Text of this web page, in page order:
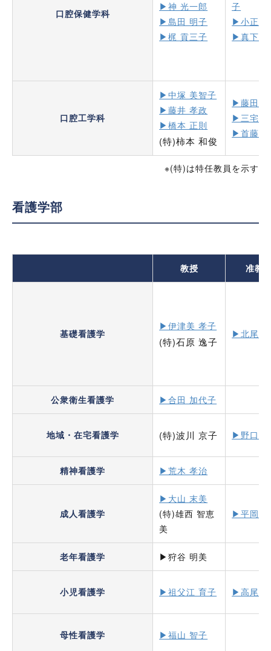
口腔保健学科
▶神 光一郎
▶︎島田 明子
▶梶 貢三子
子
▶小正
▶真下
口腔工学科
▶中塚 美智子
▶藤井 孝政
▶橋本 正則
(特)柿本 和俊
▶藤田 暁
▶三宅
▶首藤
※(特)は特任教員を示す
看護学部
教授 准教
基礎看護学
▶︎伊津美 孝子
(特)石原 逸子
▶︎北尾
公衆衛生看護学 ▶︎合田 加代子
地域・在宅看護学 (特)波川 京子 ▶︎野口
精神看護学 ▶︎荒木 孝治
成人看護学
▶︎大山 末美
(特)雄西 智恵
美
▶︎平岡
老年看護学 ▶狩谷 明美
小児看護学 ▶祖父江 育子 ▶︎高尾
母性看護学 ▶福山 智子